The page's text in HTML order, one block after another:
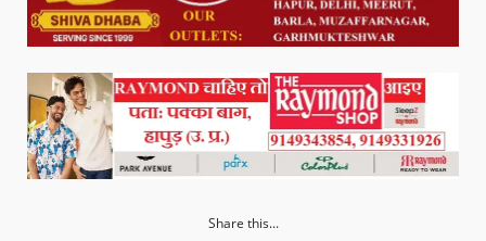
Share this...